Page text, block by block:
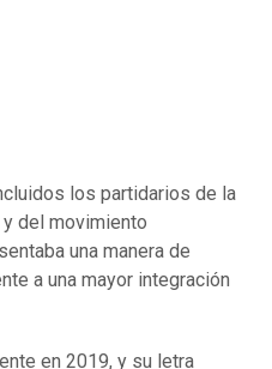
los partidarios de la
del movimiento
una manera de
a una mayor integración
en 2019, y su letra